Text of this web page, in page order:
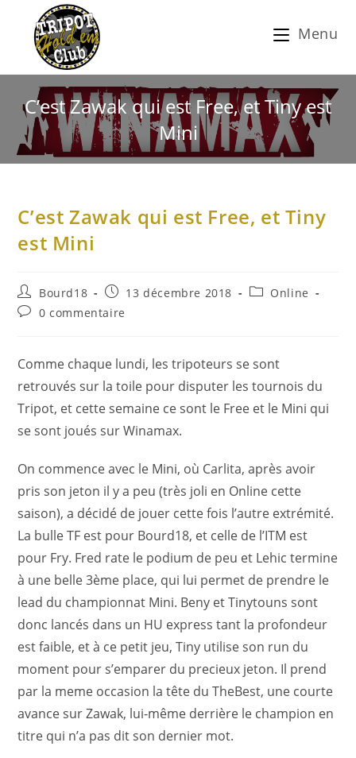
Menu
C’est Zawak qui est Free, et Tiny est
Mini
C’est Zawak qui est Free, et Tiny
est Mini
Bourd18 13 décembre 2018
Online
0 commentaire
Comme chaque lundi, les tripoteurs se sont
retrouvés sur la toile pour disputer les tournois du
Tripot, et cette semaine ce sont le Free et le Mini qui
se sont joués sur Winamax.
On commence avec le Mini, où Carlita, après avoir
pris son jeton il y a peu (très joli en Online cette
saison), a décidé de jouer cette fois l’autre extrémité.
La bulle TF est pour Bourd18, et celle de l’ITM est
pour Fry. Fred rate le podium de peu et Lehic termine
à une belle 3ème place, qui lui permet de prendre le
lead du championnat Mini. Beny et Tinytouns sont
donc lancés dans un HU express tant la profondeur
est faible, et à ce petit jeu, Tiny utilise son run du
moment pour s’emparer du precieux jeton. Il prend
par la meme occasion la tête du TheBest, une courte
avance sur Zawak, lui-même derrière le champion en
titre qui n’a pas dit son dernier mot.